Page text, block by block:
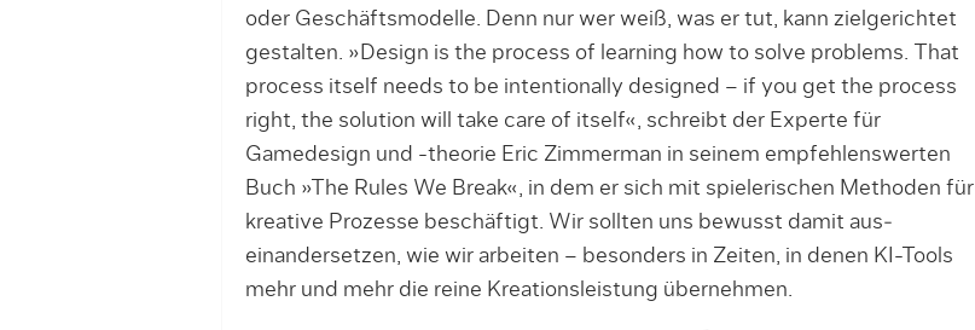
oder Geschäftsmodelle. Denn nur wer weiß, was er tut, kann zielgerichtet
gestalten. »Design is the process of lear­n­ing how to solve problems. That
process itself needs to be intentionally designed – if you get the process
right, the solution will take care of itself«, schreibt der Experte für
Gamedesign und -theorie Eric Zimmerman in seinem empfehlenswerten
Buch »The Rules We Break«, in dem er sich mit spielerischen Methoden für
kreative Prozesse beschäftigt. Wir soll­ten uns bewusst damit aus­
einandersetzen, wie wir arbei­ten – besonders in Zeiten, in denen KI-Tools
mehr und mehr die reine Kreationsleistung übernehmen.